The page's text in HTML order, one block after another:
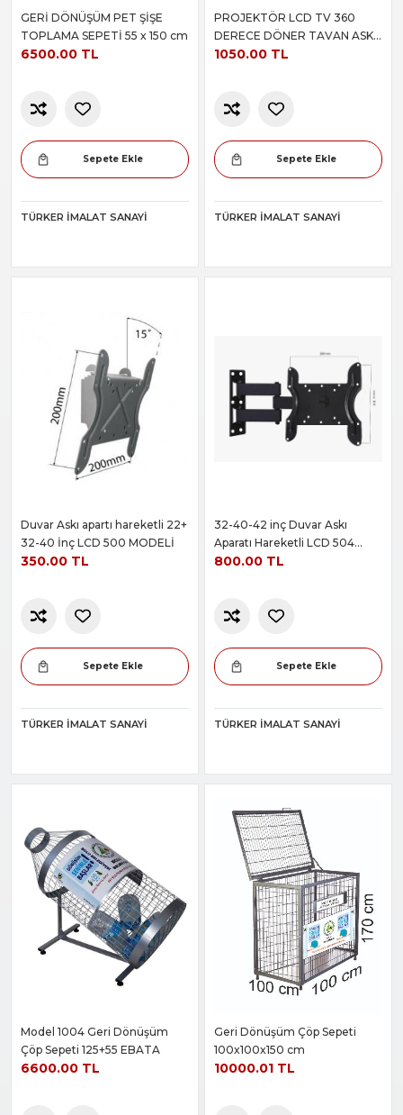
GERİ DÖNÜŞÜM PET ŞİŞE
TOPLAMA SEPETİ 55 x 150 cm
6500.00 TL
Sepete Ekle
TÜRKER İMALAT SANAYI
PROJEKTÖR LCD TV 360
DERECE DÖNER TAVAN ASKI
APARATI
1050.00 TL
Sepete Ekle
TÜRKER İMALAT SANAYI
Duvar Askı apartı hareketli 22+
32-40 İnç LCD 500 MODELİ
350.00 TL
Sepete Ekle
TÜRKER İMALAT SANAYI
32-40-42 inç Duvar Askı
Aparatı Hareketli LCD 504
MODELİ
800.00 TL
Sepete Ekle
TÜRKER İMALAT SANAYI
Model 1004 Geri Dönüşüm
Çöp Sepeti 125+55 EBATA
6600.00 TL
Geri Dönüşüm Çöp Sepeti
100x100x150 cm
10000.01 TL